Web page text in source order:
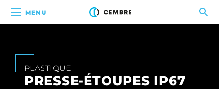
MENU
PLASTIQUE
PRESSE-ÉTOUPES IP67